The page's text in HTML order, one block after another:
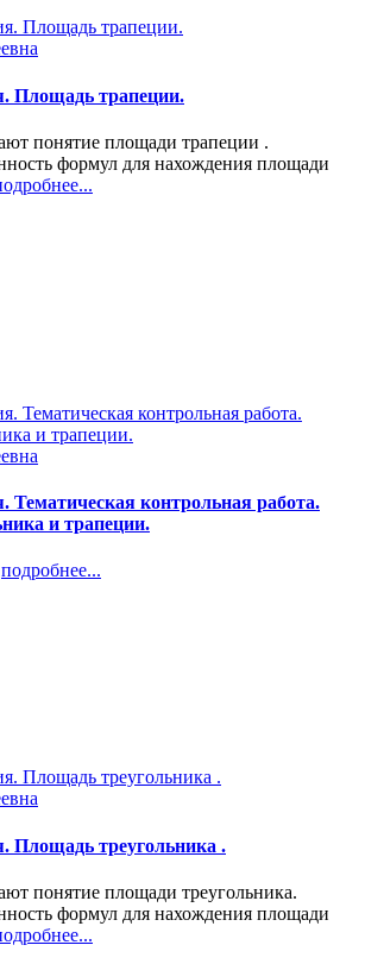
Площадь трапеции.
понятие площади трапеции .
формул для нахождения площади
Тематическая контрольная работа.
и трапеции.
подробнее...
Площадь треугольника .
понятие площади треугольника.
формул для нахождения площади